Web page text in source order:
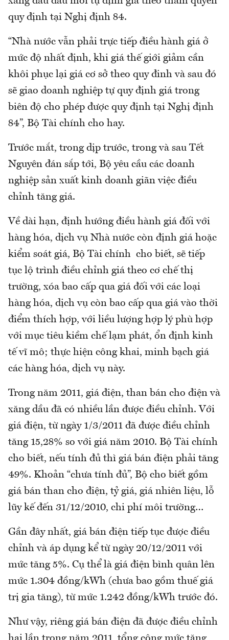
quy định tại Nghị định 84.
“Nhà nước vẫn phải trực tiếp điều hành giá ở
mức độ nhất định, khi giá thế giới giảm cần
khôi phục lại giá cơ sở theo quy đinh và sau đó
sẽ giao doanh nghiệp tự quy định giá trong
biên độ cho phép được quy định tại Nghị định
84”, Bộ Tài chính cho hay.
Trước mắt, trong dịp trước, trong và sau Tết
Nguyên đán sắp tới, Bộ yêu cầu các doanh
nghiệp sản xuất kinh doanh giãn việc điều
chỉnh tăng giá.
Về dài hạn, định hướng điều hành giá đối với
hàng hóa, dịch vụ Nhà nước còn định giá hoặc
kiểm soát giá, Bộ Tài chính cho biết, sẽ tiếp
tục lộ trình điều chỉnh giá theo cơ chế thị
trường, xóa bao cấp qua giá đối với các loại
hàng hóa, dịch vụ còn bao cấp qua giá vào thời
điểm thích hợp, với liều lượng hợp lý phù hợp
với mục tiêu kiềm chế lạm phát, ổn định kinh
tế vĩ mô; thực hiện công khai, minh bạch giá
các hàng hóa, dịch vụ này.
Trong năm 2011, giá điện, than bán cho điện và
xăng dầu đã có nhiều lần được điều chỉnh. Với
giá điện, từ ngày 1/3/2011 đã được điều chỉnh
tăng 15,28% so với giá năm 2010. Bộ Tài chính
cho biết, nếu tính đủ thì giá bán điện phải tăng
49%. Khoản “chưa tính đủ”, Bộ cho biết gồm
giá bán than cho điện, tỷ giá, giá nhiên liệu, lỗ
lũy kế đến 31/12/2010, chi phí môi trường…
Gần đây nhất, giá bán điện tiếp tục được điều
chỉnh và áp dụng kể từ ngày 20/12/2011 với
mức tăng 5%. Cụ thể là giá điện bình quân lên
mức 1.304 đồng/kWh (chưa bao gồm thuế giá
trị gia tăng), từ mức 1.242 đồng/kWh trước đó.
Như vậy, riêng giá bán điện đã được điều chỉnh